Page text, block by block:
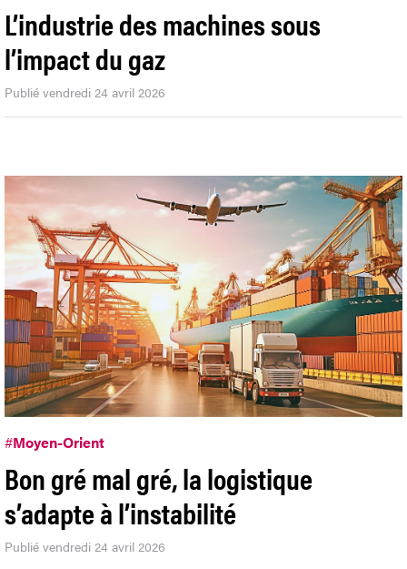
L’industrie des machines sous
l’impact du gaz
Publié vendredi 24 avril 2026
#Moyen-Orient
Bon gré mal gré, la logistique
s’adapte à l’instabilité
Publié vendredi 24 avril 2026